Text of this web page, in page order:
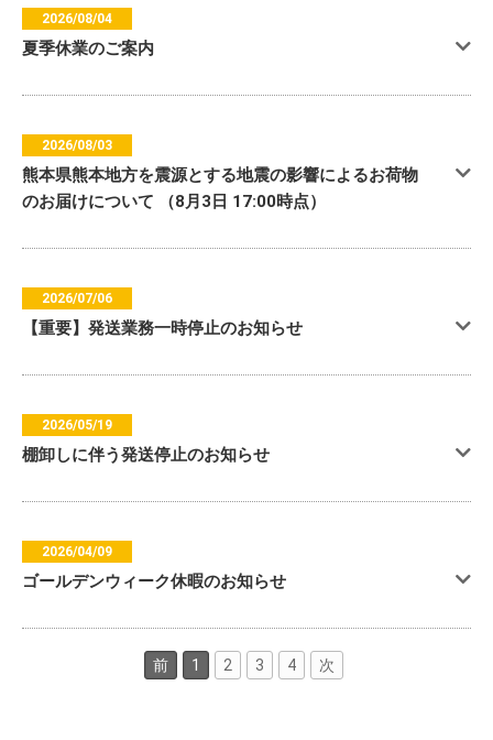
2026/08/04
夏季休業のご案内
2026/08/03
熊本県熊本地方を震源とする地震の影響によるお荷物
のお届けについて （8月3日 17:00時点）
2026/07/06
【重要】発送業務一時停止のお知らせ
2026/05/19
棚卸しに伴う発送停止のお知らせ
2026/04/09
ゴールデンウィーク休暇のお知らせ
前 1 2 3 4 次